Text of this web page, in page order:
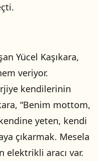
Yücel Kaşıkara,
veriyor.
kendilerinin
“Benim mottom,
yeten, kendi
çıkarmak. Mesela
elektrikli aracı var.